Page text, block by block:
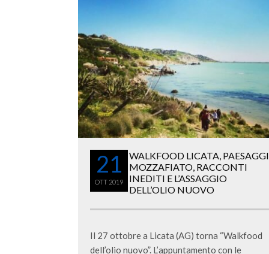
21
OTT 2019
WALKFOOD LICATA, PAESAGGI
MOZZAFIATO, RACCONTI
INEDITI E L’ASSAGGIO
DELL’OLIO NUOVO
Il 27 ottobre a Licata (AG) torna “Walkfood
dell’olio nuovo”. L’appuntamento con le